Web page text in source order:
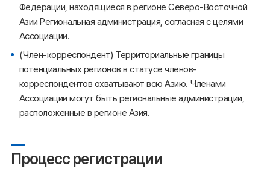
Федерации, находящиеся в регионе Северо-Восточной
Азии Региональная администрация, согласная с целями
Ассоциации.
(Член-корреспондент) Территориальные границы
потенциальных регионов в статусе членов-
корреспондентов охватывают всю Азию. Членами
Ассоциации могут быть региональные администрации,
расположенные в регионе Азия.
Процесс регистрации